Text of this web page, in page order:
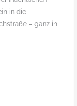
in die
– ganz in